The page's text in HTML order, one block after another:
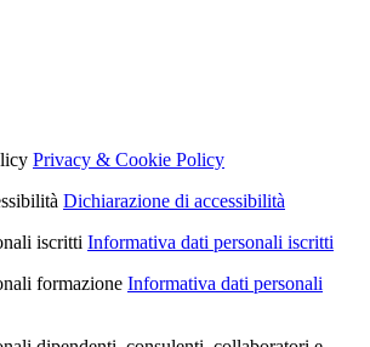
Privacy & Cookie Policy
Dichiarazione di accessibilità
iscritti Informativa dati personali iscritti
formazione Informativa dati personali